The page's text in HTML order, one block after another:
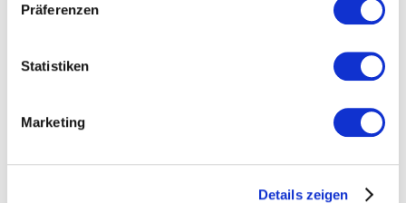
Präferenzen
Statistiken
Marketing
Details zeigen
ab.
Ansprechpartner*innen
Christine Schneider
Diplom-Ökonomin